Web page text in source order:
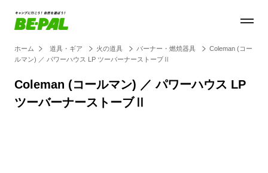
ホーム 道具・ギア 火の道具 バーナー・燃焼器具
Coleman (コー
ルマン) ／ パワーハウス LP ツーバーナーストーブⅡ
Coleman (コールマン) ／ パワーハウス LP
ツーバーナーストーブⅡ